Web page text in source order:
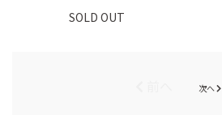
SOLD OUT
次へ